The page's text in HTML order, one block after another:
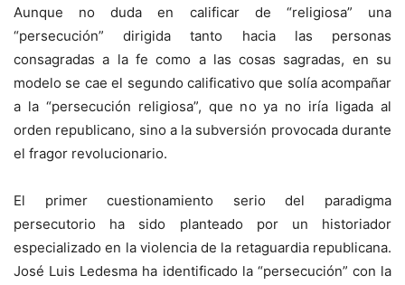
Aunque no duda en calificar de “religiosa” una
“persecución” dirigida tanto hacia las personas
consagradas a la fe como a las cosas sagradas, en su
modelo se cae el segundo calificativo que solía acompañar
a la “persecución religiosa”, que no ya no iría ligada al
orden republicano, sino a la subversión provocada durante
el fragor revolucionario.
El primer cuestionamiento serio del paradigma
persecutorio ha sido planteado por un historiador
especializado en la violencia de la retaguardia republicana.
José Luis Ledesma ha identificado la “persecución” con la